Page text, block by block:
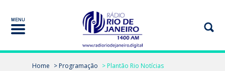
Home > Programação > Plantão Rio Notícias